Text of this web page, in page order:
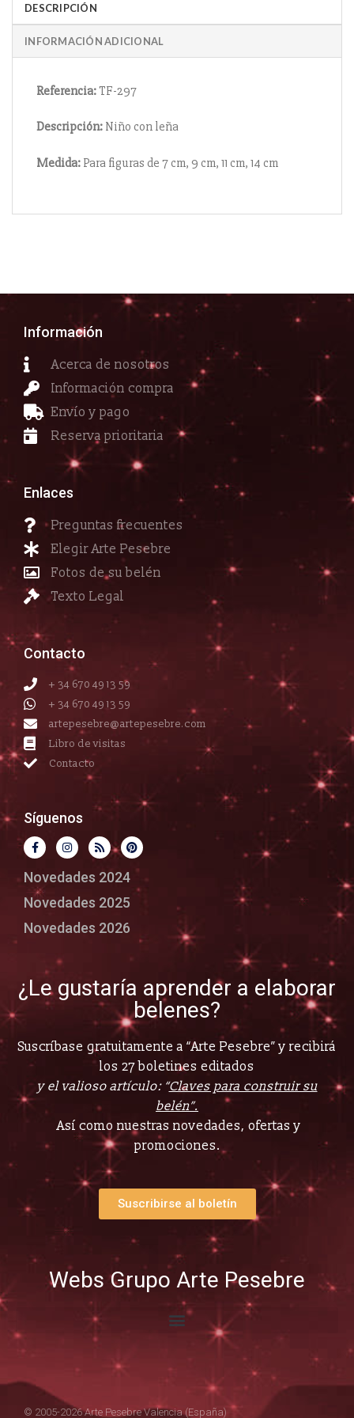
DESCRIPCIÓN
INFORMACIÓN ADICIONAL
Referencia:TF-297
Descripción: Niño con leña
Medida: Para figuras de 7 cm, 9 cm, 11 cm, 14 cm
Información
Acerca de nosotros
Información compra
Envío y pago
Reserva prioritaria
Enlaces
Preguntas frecuentes
Elegir Arte Pesebre
Fotos de su belén
Texto Legal
Contacto
+ 34 670 49 13 59
+ 34 670 49 13 59
artepesebre@artepesebre.com
Libro de visitas
Contacto
Síguenos
Novedades 2024
Novedades 2025
Novedades 2026
¿Le gustaría aprender a elaborar
belenes?
Suscríbase gratuitamente a “Arte Pesebre” y recibirá
los 27 boletines editados
y el valioso artículo: “Claves para construir su
belén”.
Así como nuestras novedades, ofertas y
promociones.
Suscribirse al boletín
Webs Grupo Arte Pesebre
© 2005-2026 Arte Pesebre Valencia (España)